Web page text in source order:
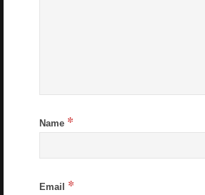
Name *
Email *